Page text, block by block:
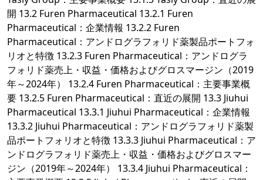
開 13.2 Furen Pharmaceutical 13.2.1 Furen
Pharmaceutical：企業情報 13.2.2 Furen
Pharmaceutical：アンドログラフォリド薬製品ポートフォ
リオと特徴 13.2.3 Furen Pharmaceutical：アンドログラ
フォリド薬売上・収益・価格およびグロスマージン（2019
年～2024年） 13.2.4 Furen Pharmaceutical：主要事業概
要 13.2.5 Furen Pharmaceutical：直近の展開 13.3 Jiuhui
Pharmaceutical 13.3.1 Jiuhui Pharmaceutical：企業情報
13.3.2 Jiuhui Pharmaceutical：アンドログラフォリド薬製
品ポートフォリオと特徴 13.3.3 Jiuhui Pharmaceutical：ア
ンドログラフォリド薬売上・収益・価格およびグロスマー
ジン（2019年～2024年） 13.3.4 Jiuhui Pharmaceutical：